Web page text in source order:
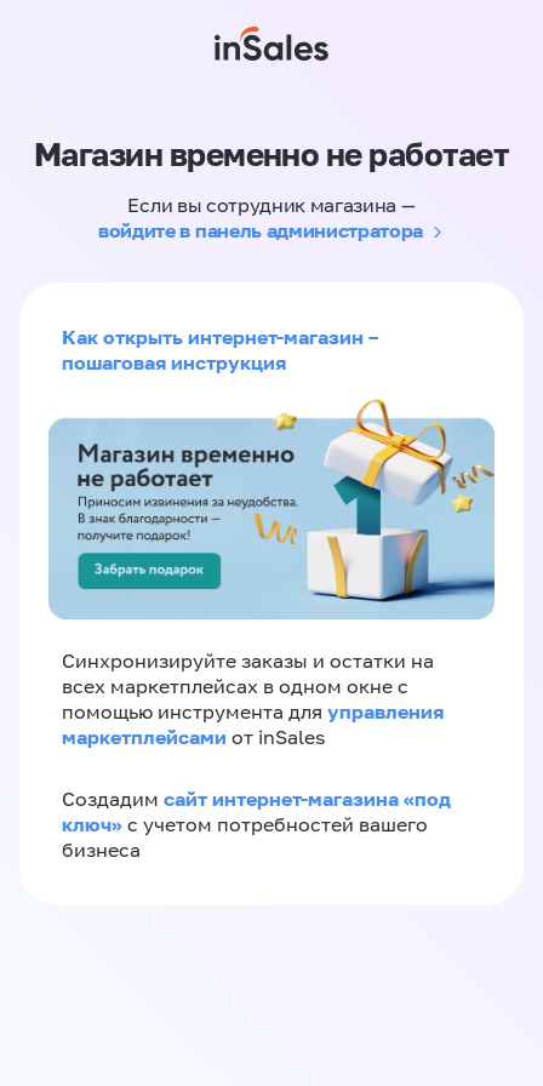
Магазин временно не работает
Если вы сотрудник магазина —
войдите в панель администратора
Как открыть интернет-магазин –
пошаговая инструкция
Синхронизируйте заказы и остатки на
всех маркетплейсах в одном окне с
помощью инструмента для управления
маркетплейсами от inSales
Создадим сайт интернет-магазина «под
ключ» с учетом потребностей вашего
бизнеса